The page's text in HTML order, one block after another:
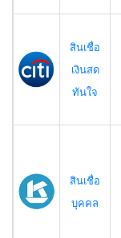
สินเชื่อ
เงินสด
ทันใจ
สินเชื่อ
บุคคล